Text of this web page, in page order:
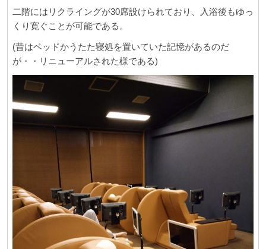
二階にはリクライングが30席設けられており、入浴後もゆっ
くり寛ぐことが可能である。
(昔はベッドかうたた寝処を置いていた記憶があるのだ
が・・リニューアルされた様である)